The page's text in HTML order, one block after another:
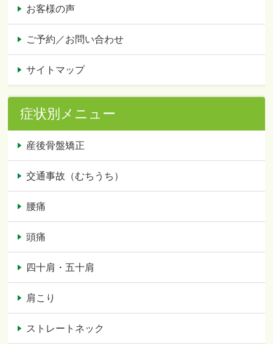
お客様の声
ご予約／お問い合わせ
サイトマップ
症状別メニュー
産後骨盤矯正
交通事故（むちうち）
腰痛
頭痛
四十肩・五十肩
肩こり
ストレートネック